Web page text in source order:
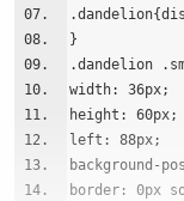
}
.dandelion
width: 36px;
height: 60px;
left: 88px;
background-
border: 0px